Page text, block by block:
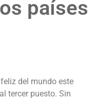
países
del mundo este
tercer puesto. Sin